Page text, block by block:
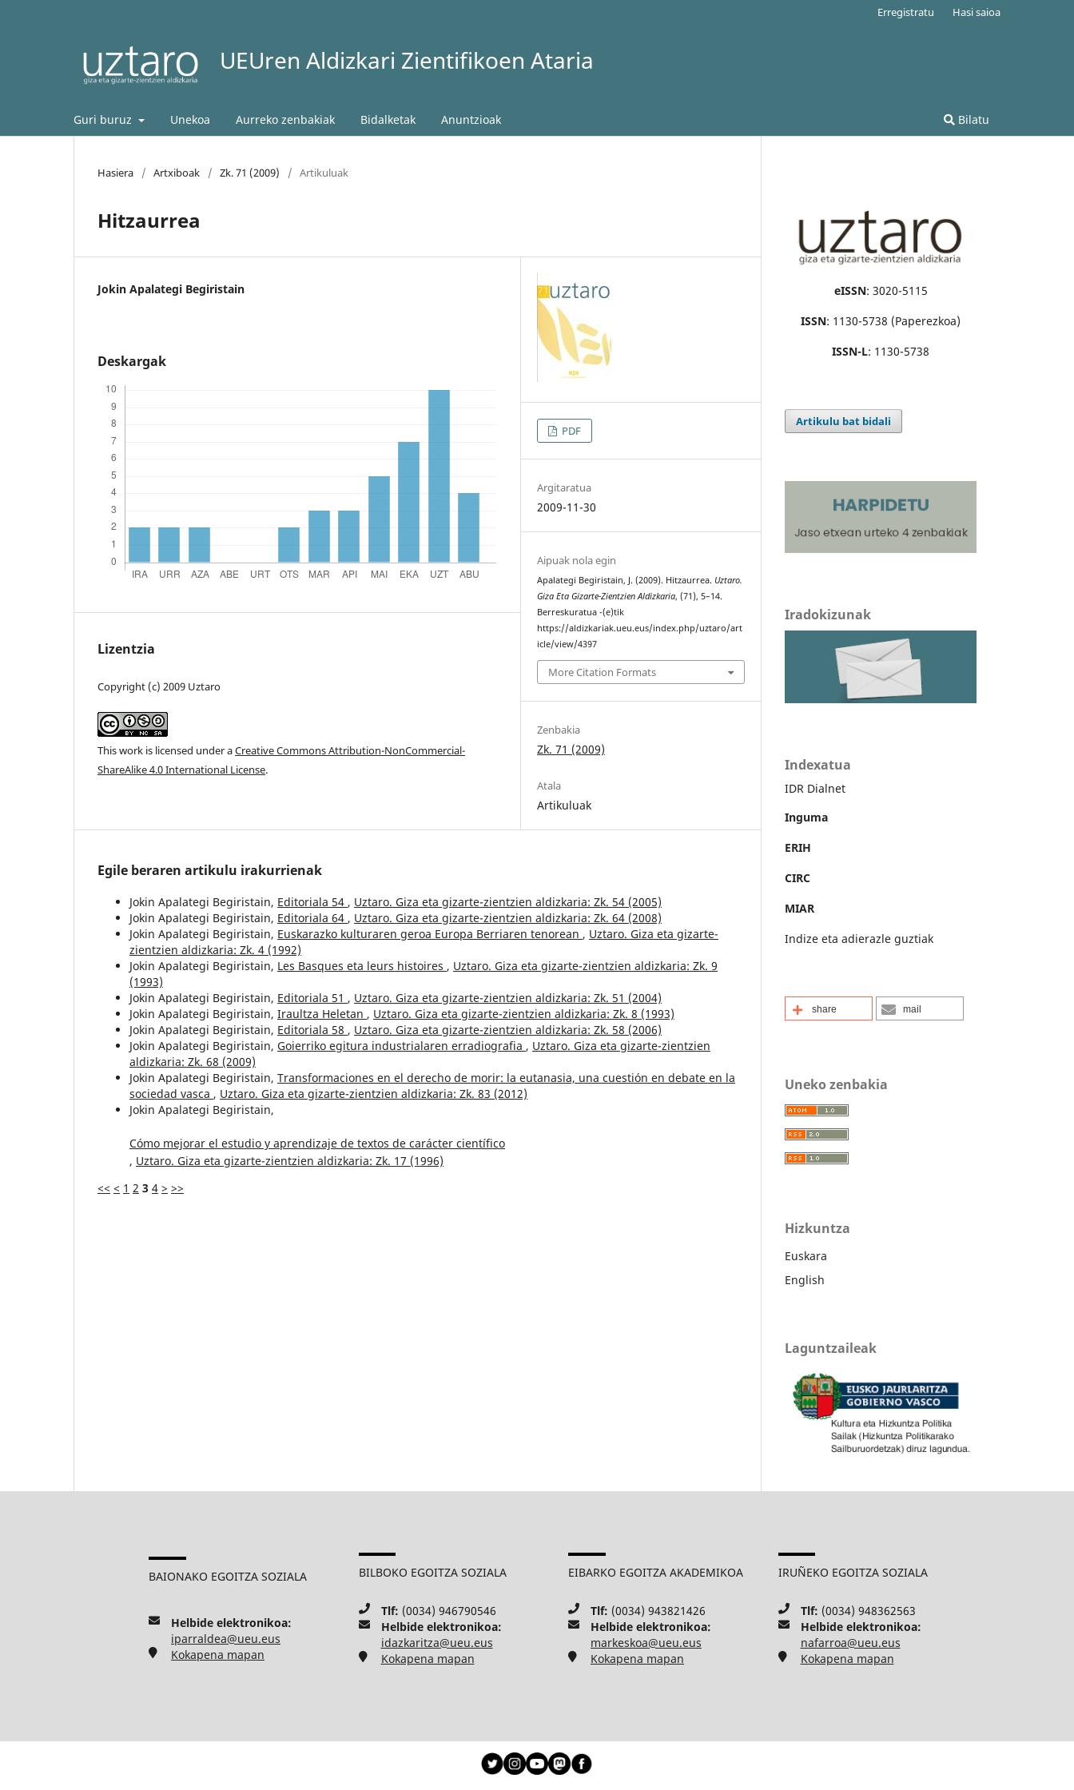
UEUren Aldizkari Zientifikoen Ataria
Guri buruz Unekoa Aurreko zenbakiak Bidalketak Anuntzioak Bilatu
Erregistratu Hasi saioa
Hasiera / Artxiboak / Zk. 71 (2009) / Artikuluak
Hitzaurrea
Jokin Apalategi Begiristain
Deskargak
Lizentzia
Copyright (c) 2009 Uztaro
This work is licensed under aCreative Commons Attribution-NonCommercial-
ShareAlike 4.0 International License.
PDF
Argitaratua
2009-11-30
Aipuak nola egin
Apalategi Begiristain, J. (2009). Hitzaurrea. Uztaro.
Giza Eta Gizarte-Zientzien Aldizkaria, (71), 5–14.
Berreskuratua -(e)tik
https://aldizkariak.ueu.eus/index.php/uztaro/art
icle/view/4397
More Citation Formats
Zenbakia
Zk. 71 (2009)
Atala
Artikuluak
Egile beraren artikulu irakurrienak
Jokin Apalategi Begiristain, Editoriala 54 , Uztaro. Giza eta gizarte-zientzien aldizkaria: Zk. 54 (2005)
Jokin Apalategi Begiristain, Editoriala 64 , Uztaro. Giza eta gizarte-zientzien aldizkaria: Zk. 64 (2008)
Jokin Apalategi Begiristain, Euskarazko kulturaren geroa Europa Berriaren tenorean , Uztaro. Giza eta gizarte-
zientzien aldizkaria: Zk. 4 (1992)
Jokin Apalategi Begiristain, Les Basques eta leurs histoires , Uztaro. Giza eta gizarte-zientzien aldizkaria: Zk. 9
(1993)
Jokin Apalategi Begiristain, Editoriala 51 , Uztaro. Giza eta gizarte-zientzien aldizkaria: Zk. 51 (2004)
Jokin Apalategi Begiristain, Iraultza Heletan , Uztaro. Giza eta gizarte-zientzien aldizkaria: Zk. 8 (1993)
Jokin Apalategi Begiristain, Editoriala 58 , Uztaro. Giza eta gizarte-zientzien aldizkaria: Zk. 58 (2006)
Jokin Apalategi Begiristain, Goierriko egitura industrialaren erradiografia , Uztaro. Giza eta gizarte-zientzien
aldizkaria: Zk. 68 (2009)
Jokin Apalategi Begiristain, Transformaciones en el derecho de morir: la eutanasia, una cuestión en debate en la
sociedad vasca , Uztaro. Giza eta gizarte-zientzien aldizkaria: Zk. 83 (2012)
Jokin Apalategi Begiristain,
Cómo mejorar el estudio y aprendizaje de textos de carácter científico
, Uztaro. Giza eta gizarte-zientzien aldizkaria: Zk. 17 (1996)
<< < 1 2 3 4 > >>
eISSN: 3020-5115
ISSN: 1130-5738 (Paperezkoa)
ISSN-L: 1130-5738
Artikulu bat bidali
Iradokizunak
Indexatua
IDR Dialnet
Inguma
ERIH
CIRC
MIAR
Indize eta adierazle guztiak
share mail
Uneko zenbakia
Hizkuntza
Euskara
English
Laguntzaileak
BAIONAKO EGOITZA SOZIALA
Helbide elektronikoa:
iparraldea@ueu.eus
Kokapena mapan
BILBOKO EGOITZA SOZIALA
Tlf: (0034) 946790546
Helbide elektronikoa:
idazkaritza@ueu.eus
Kokapena mapan
EIBARKO EGOITZA AKADEMIKOA
Tlf: (0034) 943821426
Helbide elektronikoa:
markeskoa@ueu.eus
Kokapena mapan
IRUÑEKO EGOITZA SOZIALA
Tlf: (0034) 948362563
Helbide elektronikoa:
nafarroa@ueu.eus
Kokapena mapan